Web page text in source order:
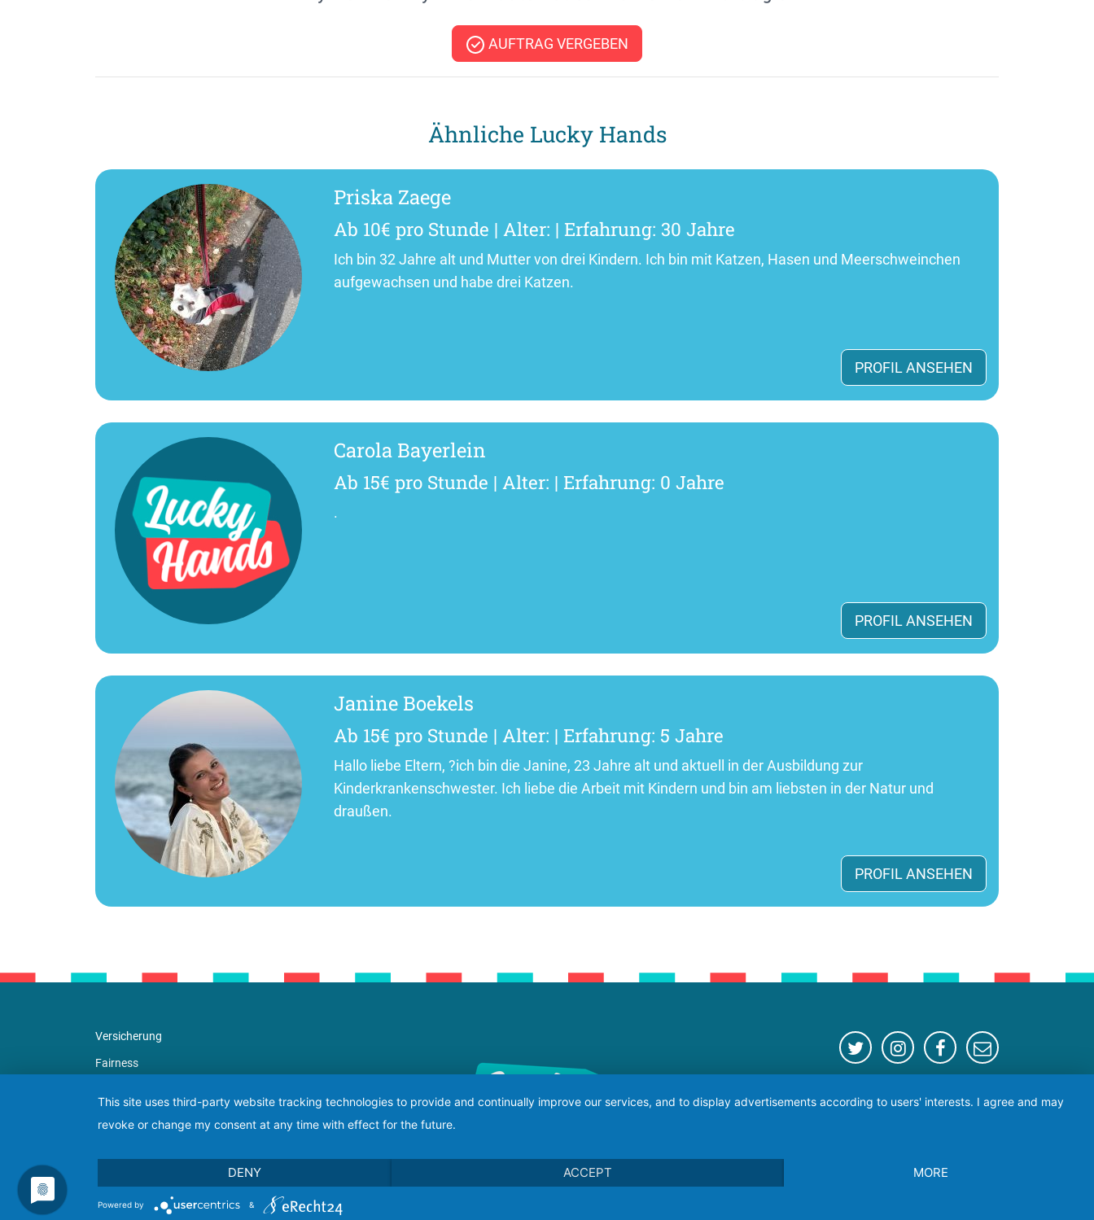
AUFTRAG VERGEBEN
Ähnliche Lucky Hands
Priska Zaege
Ab 10€ pro Stunde | Alter: | Erfahrung: 30 Jahre
Ich bin 32 Jahre alt und Mutter von drei Kindern. Ich bin mit Katzen, Hasen und Meerschweinchen
aufgewachsen und habe drei Katzen.
PROFIL ANSEHEN
Carola Bayerlein
Ab 15€ pro Stunde | Alter: | Erfahrung: 0 Jahre
.
PROFIL ANSEHEN
Janine Boekels
Ab 15€ pro Stunde | Alter: | Erfahrung: 5 Jahre
Hallo liebe Eltern, ?ich bin die Janine, 23 Jahre alt und aktuell in der Ausbildung zur
Kinderkrankenschwester. Ich liebe die Arbeit mit Kindern und bin am liebsten in der Natur und
draußen.
PROFIL ANSEHEN
Versicherung
Fairness
This site uses third-party website tracking technologies to provide and continually improve our services, and to display advertisements according to users' interests. I agree and may
revoke or change my consent at any time with effect for the future.
DENY ACCEPT MORE
Powered by &